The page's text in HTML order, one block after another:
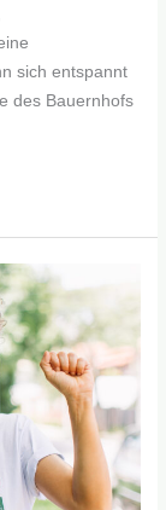
sich entspannt
des Bauernhofs